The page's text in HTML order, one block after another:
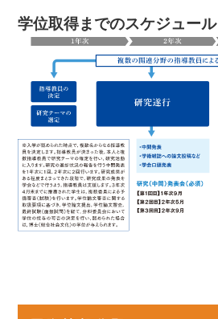
学位取得までのスケジュール